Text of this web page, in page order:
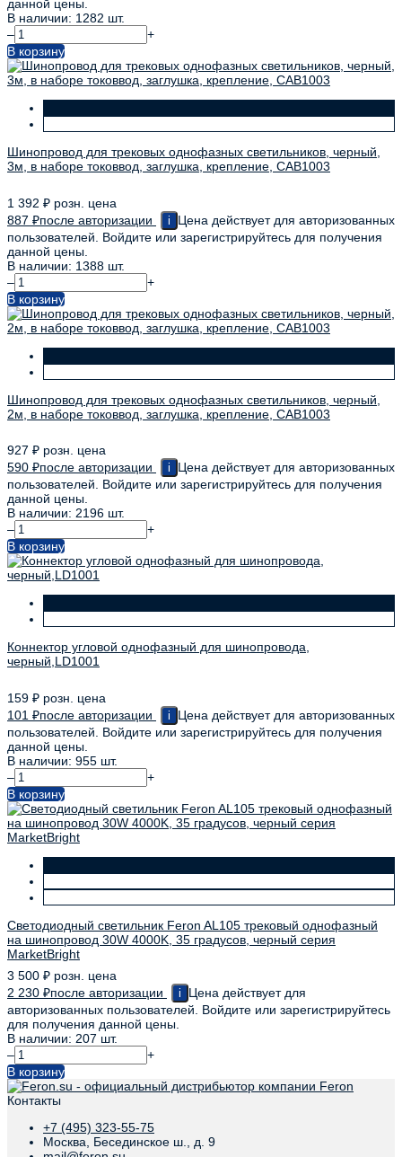
данной цены.
В наличии: 1282 шт.
–
+
В корзину
Шинопровод для трековых однофазных светильников, черный,
3м, в наборе токоввод, заглушка, крепление, CAB1003
1 392 ₽ розн. цена
887 ₽после авторизации i
Цена действует для авторизованных
пользователей. Войдите или зарегистрируйтесь для получения
данной цены.
В наличии: 1388 шт.
–
+
В корзину
Шинопровод для трековых однофазных светильников, черный,
2м, в наборе токоввод, заглушка, крепление, CAB1003
927 ₽ розн. цена
590 ₽после авторизации i
Цена действует для авторизованных
пользователей. Войдите или зарегистрируйтесь для получения
данной цены.
В наличии: 2196 шт.
–
+
В корзину
Коннектор угловой однофазный для шинопровода,
черный,LD1001
159 ₽ розн. цена
101 ₽после авторизации i
Цена действует для авторизованных
пользователей. Войдите или зарегистрируйтесь для получения
данной цены.
В наличии: 955 шт.
–
+
В корзину
Светодиодный светильник Feron AL105 трековый однофазный
на шинопровод 30W 4000K, 35 градусов, черный серия
MarketBright
3 500 ₽ розн. цена
2 230 ₽после авторизации i
Цена действует для
авторизованных пользователей. Войдите или зарегистрируйтесь
для получения данной цены.
В наличии: 207 шт.
–
+
В корзину
Контакты
+7 (495) 323-55-75
Москва, Бесединское ш., д. 9